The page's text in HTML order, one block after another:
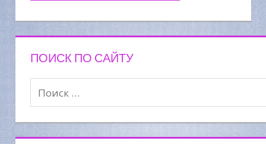
ПОИСК ПО САЙТУ